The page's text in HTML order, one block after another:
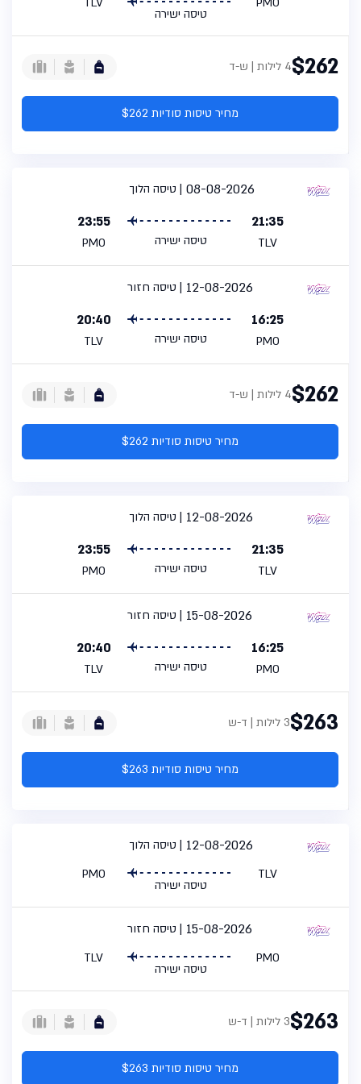
טיסה ישירה
$2624 לילות | ש-ד
מחיר טיסות סודיות $262
טיסה הלוך
08-08-2026
21:35
TLV טיסה ישירה
23:55
PMO
טיסה חזור
12-08-2026
16:25
PMO טיסה ישירה
20:40
TLV
$2624 לילות | ש-ד
מחיר טיסות סודיות $262
טיסה הלוך
12-08-2026
21:35
TLV טיסה ישירה
23:55
PMO
טיסה חזור
15-08-2026
16:25
PMO טיסה ישירה
20:40
TLV
$2633 לילות | ד-ש
מחיר טיסות סודיות $263
טיסה הלוך 12-08-2026
TLV
טיסה ישירה
PMO
טיסה חזור 15-08-2026
PMO
טיסה ישירה
TLV
$2633 לילות | ד-ש
מחיר טיסות סודיות $263